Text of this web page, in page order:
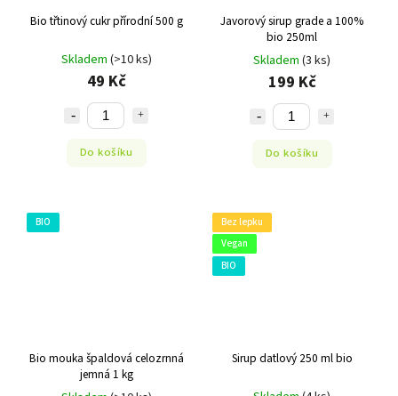
Bio třtinový cukr přírodní 500 g
Skladem (>10 ks)
49 Kč
Do košíku
Javorový sirup grade a 100%
bio 250ml
Skladem (3 ks)
199 Kč
Do košíku
BIO
Bio mouka špaldová celozrnná
jemná 1 kg
Bez lepku
Vegan
BIO
Sirup datlový 250 ml bio